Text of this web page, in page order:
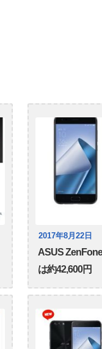
2017年8月22日
ASUS
は約42,600円